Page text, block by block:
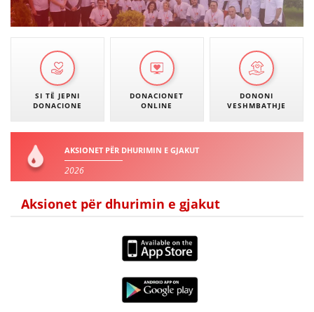
SI TË JEPNI
DONACIONE
DONACIONET
ONLINE
DONONI
VESHMBATHJE
AKSIONET PËR DHURIMIN E GJAKUT
2026
Aksionet për dhurimin e gjakut